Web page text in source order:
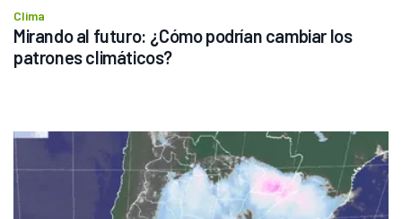
Clima
Mirando al futuro: ¿Cómo podrían cambiar los
patrones climáticos?